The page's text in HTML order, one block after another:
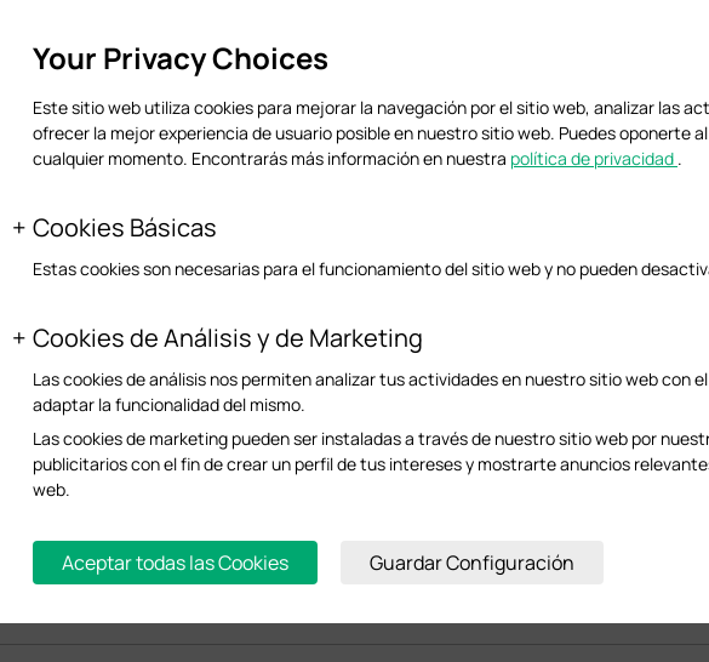
relacionados
Your Privacy Choices
Este sitio web utiliza cookies para mejorar la navegación por el sitio web, analizar las
ofrecer la mejor experiencia de usuario posible en nuestro sitio web. Puedes oponerte
cualquier momento. Encontrarás más información en nuestra política de privacidad .
Cookies Básicas
Estas cookies son necesarias para el funcionamiento del sitio web y no pueden
Cookies de Análisis y de Marketing
Las cookies de análisis nos permiten analizar tus actividades en nuestro sitio web con
adaptar la funcionalidad del mismo.
Las cookies de marketing pueden ser instaladas a través de nuestro sitio web por
publicitarios con el fin de crear un perfil de tus intereses y mostrarte anuncios
web.
Aceptar todas las Cookies Guardar Configuración